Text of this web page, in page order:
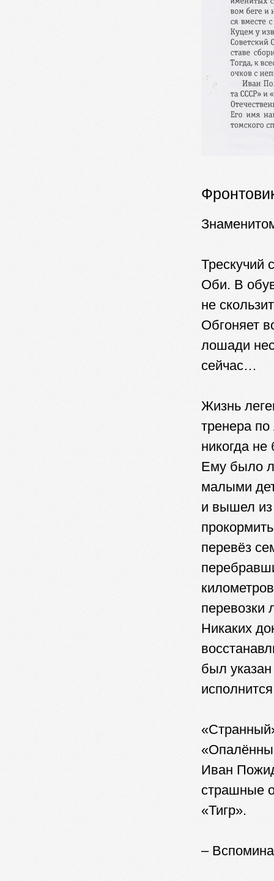
Трескучий
Оби. В
не
Обгоняет
лошади
сейчас…
Жизнь
тренера
никогда
Ему было
малыми
и вышел из
перевёз
перевозки
Никаких
был
Иван
страшные
«Тигр».
–